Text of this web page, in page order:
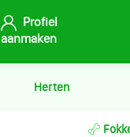
Profiel
aanmaken
Herten